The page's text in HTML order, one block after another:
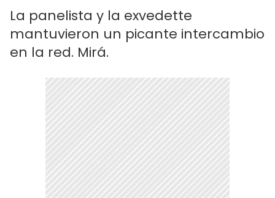
La panelista y la exvedette
mantuvieron un picante intercambio
en la red. Mirá.